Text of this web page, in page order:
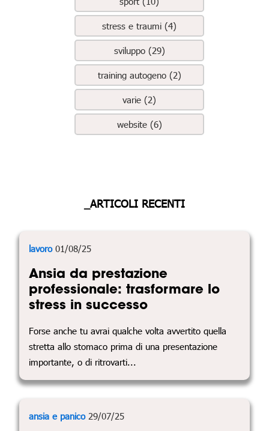
stress e traumi (4)
sviluppo (29)
training autogeno (2)
varie (2)
website (6)
_ARTICOLI RECENTI
lavoro01/08/25
Ansia da prestazione
professionale: trasformare lo
stress in successo
Forse anche tu avrai qualche volta avvertito quella
stretta allo stomaco prima di una presentazione
importante, o di ritrovarti...
ansia e panico29/07/25